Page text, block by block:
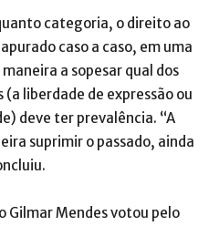
categoria, o direito ao
caso a caso, em uma
a sopesar qual dos
liberdade de expressão ou
deve ter prevalência. “A
suprimir o passado, ainda
Gilmar Mendes votou pelo